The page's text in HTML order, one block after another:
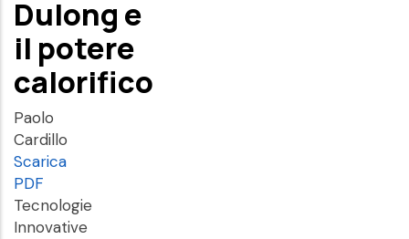
Dulong e
il potere
calorifico
Paolo
Cardillo
Scarica
PDF
Tecnologie
Innovative